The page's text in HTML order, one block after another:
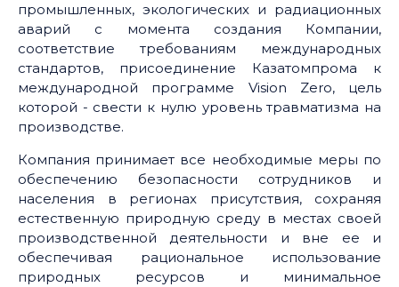
промышленных, экологических и радиационных
аварий с момента создания Компании,
соответствие требованиям международных
стандартов, присоединение Казатомпрома к
международной программе Vision Zero, цель
которой - свести к нулю уровень травматизма на
производстве.
Компания принимает все необходимые меры по
обеспечению безопасности сотрудников и
населения в регионах присутствия, сохраняя
естественную природную среду в местах своей
производственной деятельности и вне ее и
обеспечивая рациональное использование
природных ресурсов и минимальное